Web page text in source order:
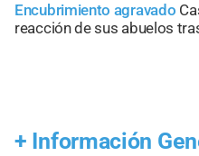
Encubrimiento agravado
reacción de sus abuelos
+ Información